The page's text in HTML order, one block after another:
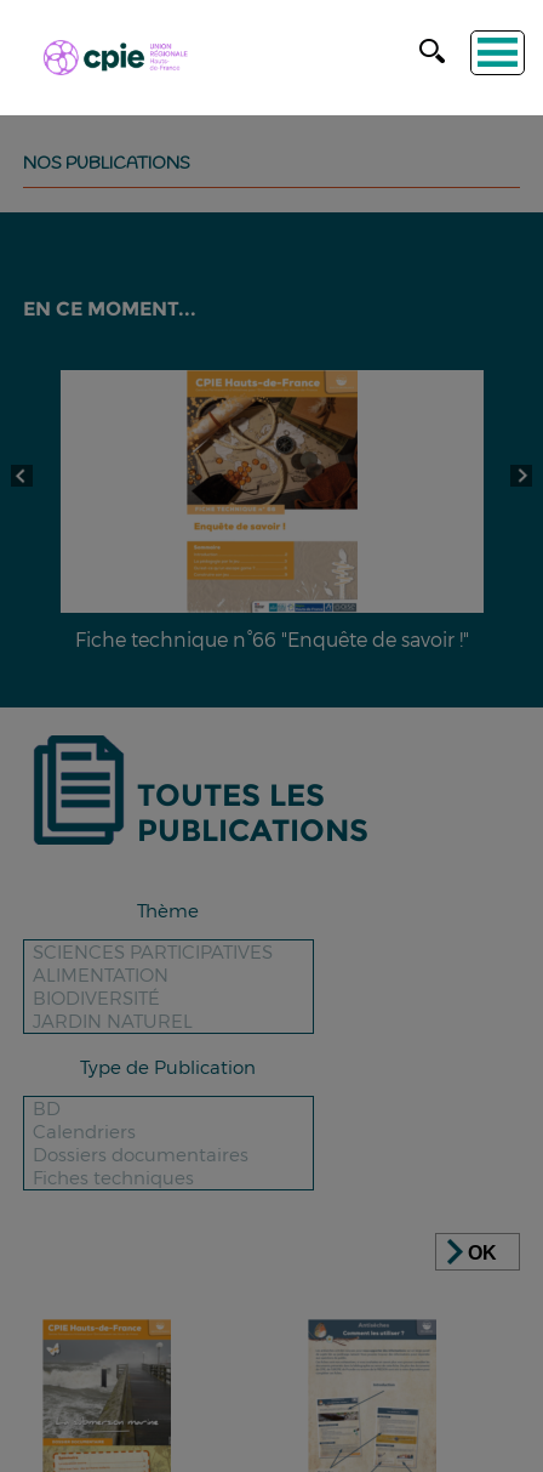
NOS PUBLICATIONS
EN CE MOMENT...
Dossier documentaire n°28 : L’érosion hydrique
TOUTES LES
PUBLICATIONS
Thème
Type de Publication
OK